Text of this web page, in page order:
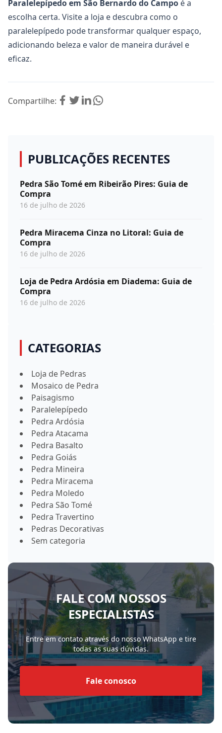
Paralelepípedo em São Bernardo do Campo é a
escolha certa. Visite a loja e descubra como o
paralelepípedo pode transformar qualquer espaço,
adicionando beleza e valor de maneira durável e
eficaz.
Compartilhe:
PUBLICAÇÕES RECENTES
Pedra São Tomé em Ribeirão Pires: Guia de
Compra
16 de julho de 2026
Pedra Miracema Cinza no Litoral: Guia de
Compra
16 de julho de 2026
Loja de Pedra Ardósia em Diadema: Guia de
Compra
16 de julho de 2026
CATEGORIAS
Loja de Pedras
Mosaico de Pedra
Paisagismo
Paralelepípedo
Pedra Ardósia
Pedra Atacama
Pedra Basalto
Pedra Goiás
Pedra Mineira
Pedra Miracema
Pedra Moledo
Pedra São Tomé
Pedra Travertino
Pedras Decorativas
Sem categoria
FALE COM NOSSOS
ESPECIALISTAS
Entre em contato através do nosso WhatsApp e tire
todas as suas dúvidas.
Fale conosco